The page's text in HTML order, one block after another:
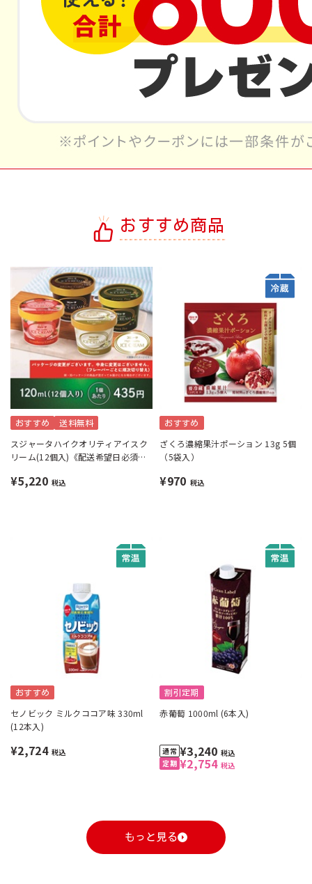
おすすめ商品
おすすめ 送料無料
スジャータハイクオリティアイスク
リーム(12個入)《配送希望日必須※
¥5,220 税込
おすすめ
ざくろ濃縮果汁ポーション 13g 5個
（5袋入）
¥970 税込
おすすめ
セノビック ミルクココア味 330ml
(12本入)
¥2,724 税込
割引定期
赤葡萄 1000ml (6本入)
¥2,754 税込
¥3,240 税込
もっと見る